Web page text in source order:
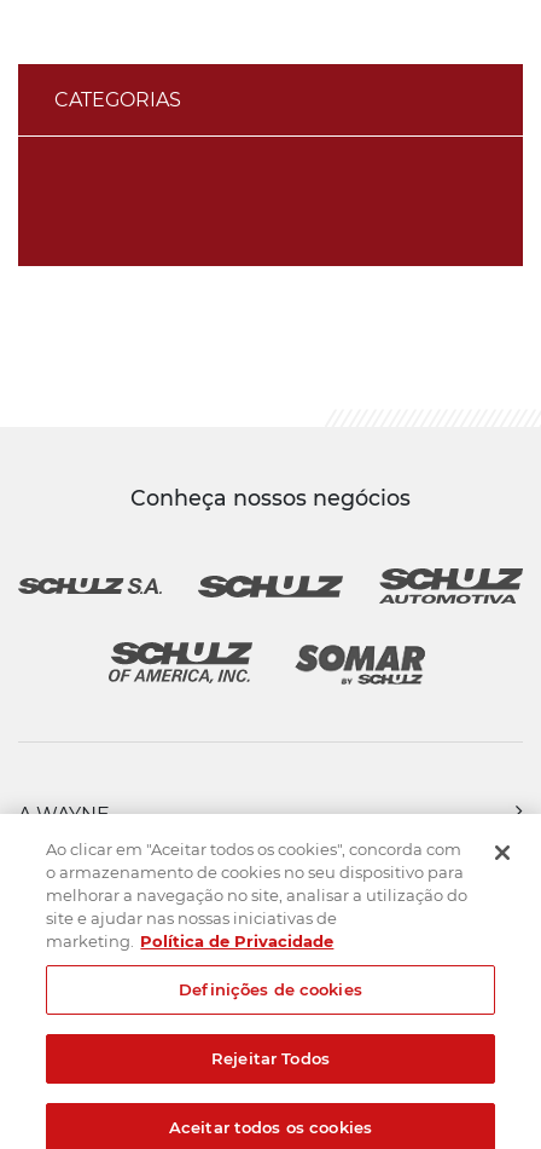
CATEGORIAS
Conheça nossos negócios
A WAYNE
PRODUTOS
FORÇA DE VENDAS
ASSISTÊNCIA TÉCNICA
DOWNLOADS
CONTATO
Mapa do Site Termos de uso Política de privacidade
Created by
Ao clicar em "Aceitar todos os cookies", concorda com
o armazenamento de cookies no seu dispositivo para
melhorar a navegação no site, analisar a utilização do
site e ajudar nas nossas iniciativas de
marketing.
Política de Privacidade
Definições de cookies
Rejeitar Todos
Aceitar todos os cookies